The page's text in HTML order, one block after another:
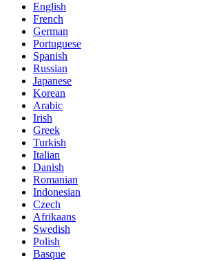
English
French
German
Portuguese
Spanish
Russian
Japanese
Korean
Arabic
Irish
Greek
Turkish
Italian
Danish
Romanian
Indonesian
Czech
Afrikaans
Swedish
Polish
Basque